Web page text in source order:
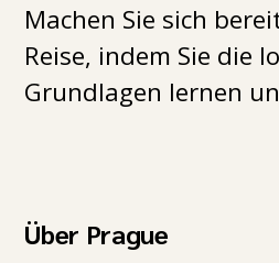
Machen Sie sich
Reise, indem Sie die
Grundlagen lernen
Über Prague